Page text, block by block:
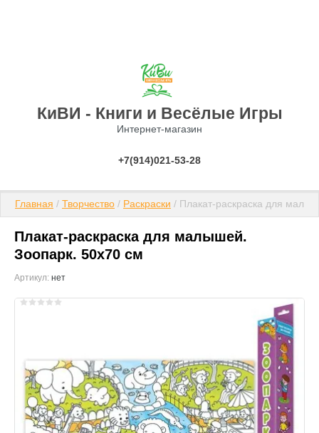
КиВИ - Книги и Весёлые Игры
Интернет-магазин
+7(914)021-53-28
Главная / Творчество / Раскраски / Плакат-раскраска для
Плакат-раскраска для малышей.
Зоопарк. 50x70 см
Артикул: нет